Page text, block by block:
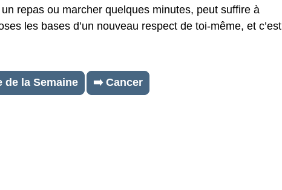
repas ou marcher quelques minutes, peut suffire à
les bases d’un nouveau respect de toi-même, et c’est
la Semaine ➡️ Cancer